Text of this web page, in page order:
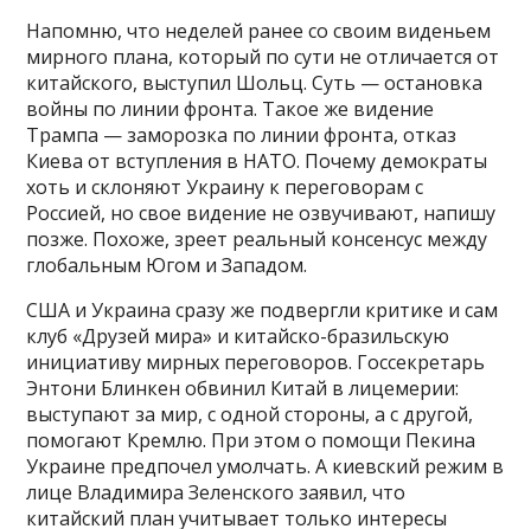
Напомню, что неделей ранее со своим виденьем
мирного плана, который по сути не отличается от
китайского, выступил Шольц. Суть — остановка
войны по линии фронта. Такое же видение
Трампа — заморозка по линии фронта, отказ
Киева от вступления в НАТО. Почему демократы
хоть и склоняют Украину к переговорам с
Россией, но свое видение не озвучивают, напишу
позже. Похоже, зреет реальный консенсус между
глобальным Югом и Западом.
США и Украина сразу же подвергли критике и сам
клуб «Друзей мира» и китайско-бразильскую
инициативу мирных переговоров. Госсекретарь
Энтони Блинкен обвинил Китай в лицемерии:
выступают за мир, с одной стороны, а с другой,
помогают Кремлю. При этом о помощи Пекина
Украине предпочел умолчать. А киевский режим в
лице Владимира Зеленского заявил, что
китайский план учитывает только интересы